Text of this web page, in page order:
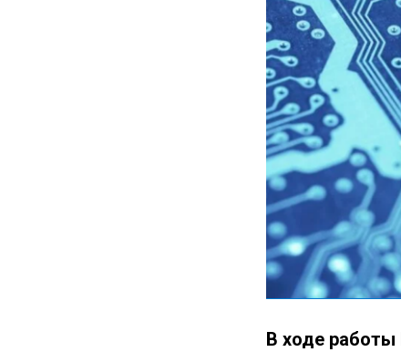
В ходе работы